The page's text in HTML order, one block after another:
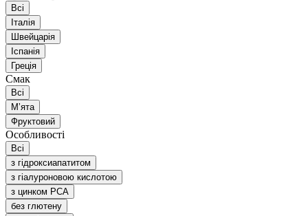
Всі
Італія
Швейцарія
Іспанія
Греція
Смак
Всі
Мʼята
Фруктовий
Особливості
Всі
з гідроксиапатитом
з гіалуроновою кислотою
з цинком РСА
без глютену